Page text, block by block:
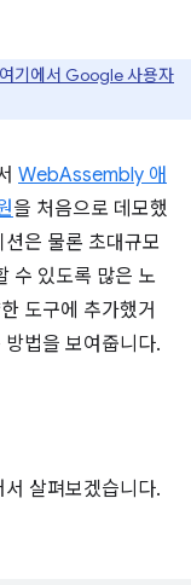
여기에서 Google 사용자
WebAssembly 애
을 처음으로 데모했
은 물론 초대규모
수 있도록 많은 노
도구에 추가했거
법을 보여줍니다.
살펴보겠습니다.